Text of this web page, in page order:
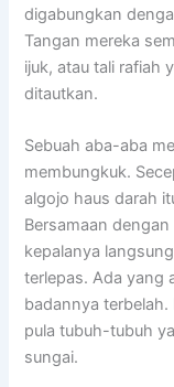
digabungkan
Tangan mereka
ijuk, atau tali rafiah
ditautkan.
Sebuah aba-aba
membungkuk.
algojo haus darah
Bersamaan
kepalanya
terlepas. Ada yang
badannya
pula tubuh-tubuh
sungai.